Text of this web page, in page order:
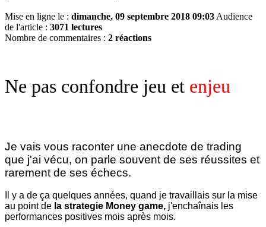
Mise en ligne le : dimanche, 09 septembre 2018 09:03 Audience
de l'article : 3071 lectures
Nombre de commentaires : 2 réactions
Ne pas confondre jeu et enjeu
Je vais vous raconter une anecdote de trading
que j'ai vécu, on parle souvent de ses réussites et
rarement de ses échecs.
Il y a de ça quelques années, quand je travaillais sur la mise
au point de la strategie Money game, j'enchaînais les
performances positives mois après mois.